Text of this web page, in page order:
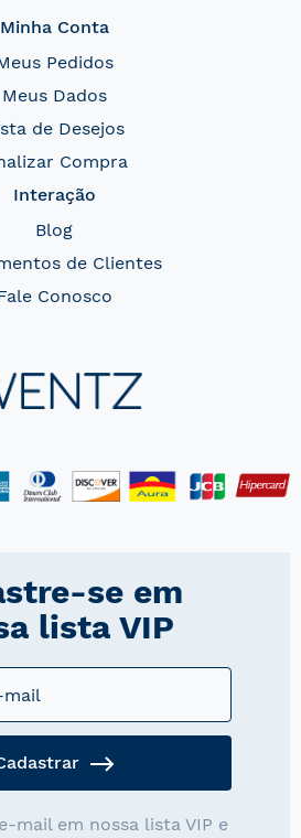
Minha Conta
Pedidos
Meus Dados
de Desejos
Compra
Interação
Blog
de Clientes
Conosco
se em
lista VIP
mail em nossa lista VIP e